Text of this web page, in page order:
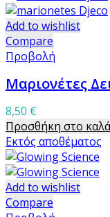
Add to wishlist
Compare
Προβολή
Μαριονέτες
8,50 €
Προσθήκη στο
Εκτός αποθέματος
Add to wishlist
Compare